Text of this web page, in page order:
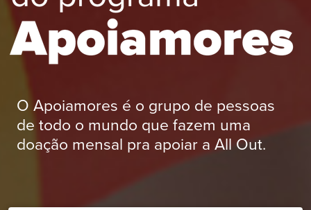
O Apoiamores é o grupo de pessoas
de todo o mundo que fazem uma
doação mensal pra apoiar a All Out.